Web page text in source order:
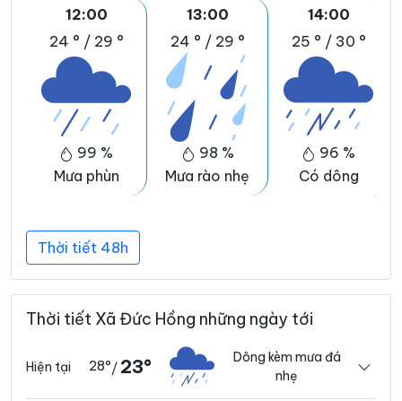
12:00
24 ° / 29 °
99 %
Mưa phùn
13:00
24 ° / 29 °
98 %
Mưa rào nhẹ
14:00
25 ° / 30 °
96 %
Có dông
Thời tiết 48h
Thời tiết Xã Đức Hồng những ngày tới
Hiện tại 28°/ 23°
Dông kèm mưa đá
nhẹ